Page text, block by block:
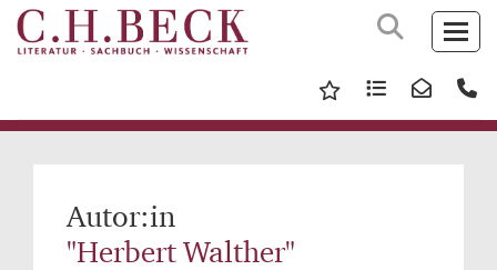
Autor:in
"Herbert Walther"